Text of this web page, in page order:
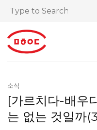
소식
[가르치다-배우
는 없는 것일까